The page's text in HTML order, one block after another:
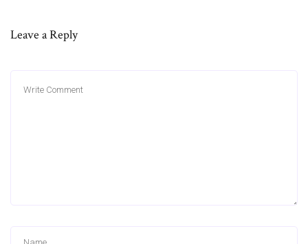
Leave a Reply